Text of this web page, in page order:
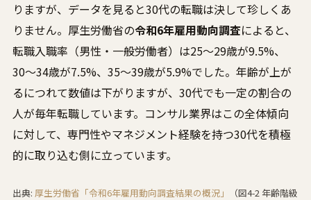
りますが、データを見ると30代の転職は決して珍しくあ
りません。厚生労働省の令和6年雇用動向調査によると、
転職入職率（男性・一般労働者）は25〜29歳が9.5%、
30〜34歳が7.5%、35〜39歳が5.9%でした。年齢が上が
るにつれて数値は下がりますが、30代でも一定の割合の
人が毎年転職しています。コンサル業界はこの全体傾向
に対して、専門性やマネジメント経験を持つ30代を積極
的に取り込む側に立っています。
出典: 厚生労働省「令和6年雇用動向調査結果の概況」
（図4-2 年齢階級